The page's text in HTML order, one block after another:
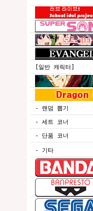
[일반 캐릭터]
- 랜덤 뽑기
- 세트 코너
- 단품 코너
- 기타